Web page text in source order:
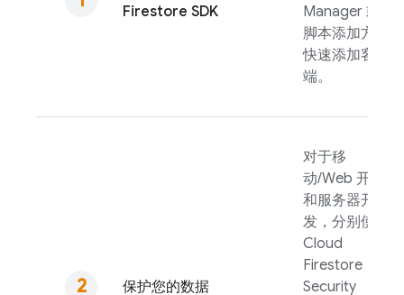
Firestore SDK
Manager 或
脚本添加方式
快速添加客户
端。
保护您的数据
对于移
动/Web 开发
和服务器开
发，分别使用
Cloud
Firestore
Security